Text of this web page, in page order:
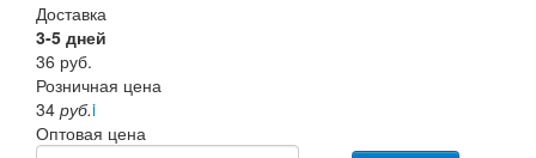
Доставка
3-5 дней
36 руб.
Розничная цена
34 руб.i
Оптовая цена